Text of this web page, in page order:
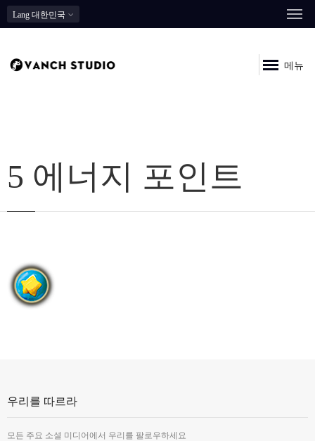
Lang 대한민국
메뉴
5 에너지 포인트
우리를 따르라
모든 주요 소셜 미디어에서 우리를 팔로우하세요